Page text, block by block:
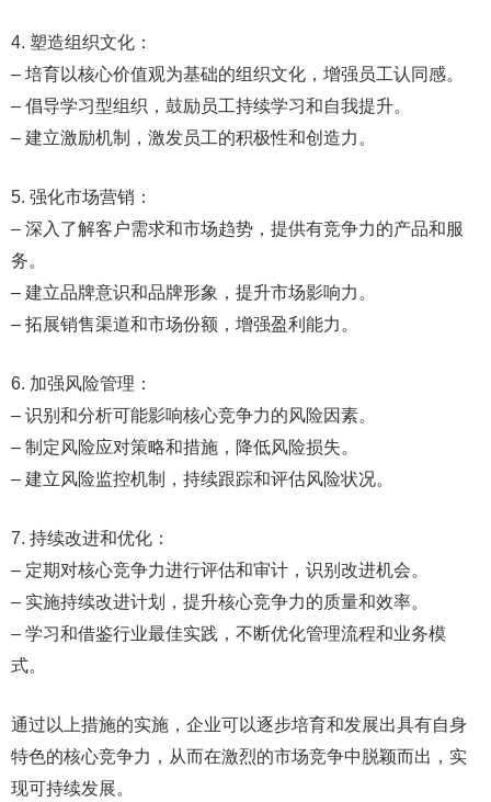
4. 塑造组织文化：
– 培育以核心价值观为基础的组织文化，增强员工认同感。
– 倡导学习型组织，鼓励员工持续学习和自我提升。
– 建立激励机制，激发员工的积极性和创造力。
5. 强化市场营销：
– 深入了解客户需求和市场趋势，提供有竞争力的产品和服
务。
– 建立品牌意识和品牌形象，提升市场影响力。
– 拓展销售渠道和市场份额，增强盈利能力。
6. 加强风险管理：
– 识别和分析可能影响核心竞争力的风险因素。
– 制定风险应对策略和措施，降低风险损失。
– 建立风险监控机制，持续跟踪和评估风险状况。
7. 持续改进和优化：
– 定期对核心竞争力进行评估和审计，识别改进机会。
– 实施持续改进计划，提升核心竞争力的质量和效率。
– 学习和借鉴行业最佳实践，不断优化管理流程和业务模
式。
通过以上措施的实施，企业可以逐步培育和发展出具有自身
特色的核心竞争力，从而在激烈的市场竞争中脱颖而出，实
现可持续发展。